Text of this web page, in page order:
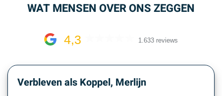
WAT MENSEN OVER ONS ZEGGEN
4,3 1.633 reviews
Verbleven als Koppel, Merlijn